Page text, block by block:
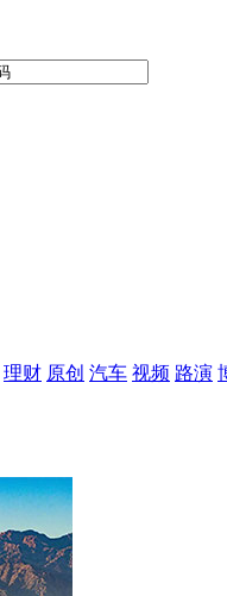
理财 原创 汽车 视频 路演